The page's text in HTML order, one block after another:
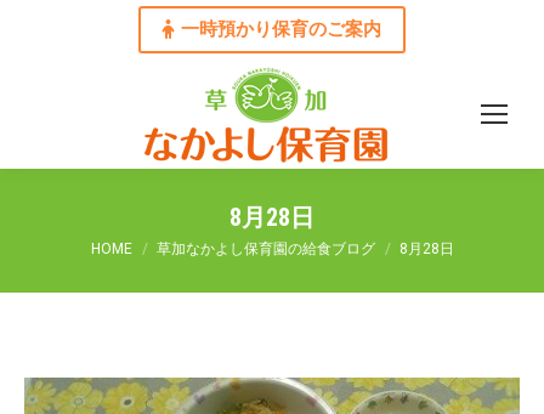
一時預かり保育のご案内
8月28日
You are here:
HOME 草加なかよし保育園の給食ブログ 8月28日